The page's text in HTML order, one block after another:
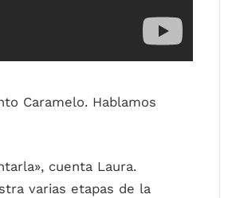
Caramelo. Hablamos
cuenta Laura.
varias etapas de la